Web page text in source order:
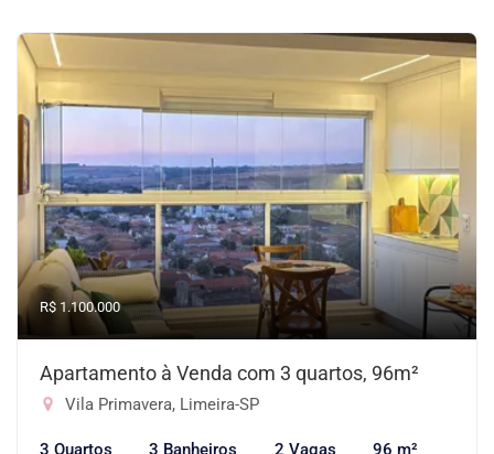
R$ 1.100.000
Apartamento à Venda com 3 quartos, 96m²
Vila Primavera, Limeira-SP
3 Quartos 3 Banheiros 2 Vagas 96 m²